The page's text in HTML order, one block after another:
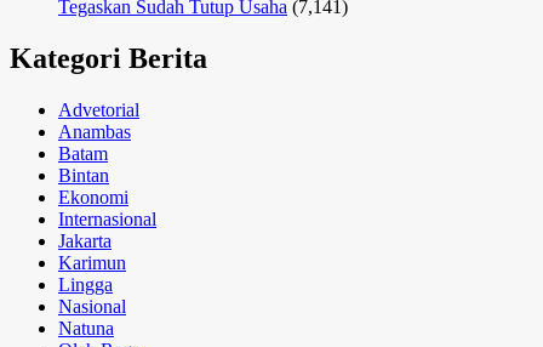
Tegaskan Sudah Tutup Usaha (7,141)
Kategori Berita
Advetorial
Anambas
Batam
Bintan
Ekonomi
Internasional
Jakarta
Karimun
Lingga
Nasional
Natuna